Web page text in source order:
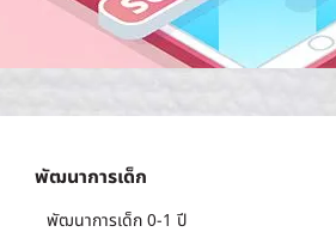
พัฒนาการเด็ก
พัฒนาการเด็ก 0-1 ปี